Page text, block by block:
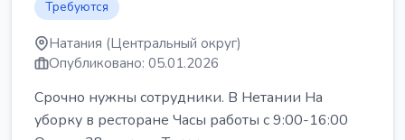
Требуются
Натания (Центральный округ)
Опубликовано: 05.01.2026
Срочно нужны сотрудники. В Нетании На
уборку в ресторане Часы работы с 9:00-16:00